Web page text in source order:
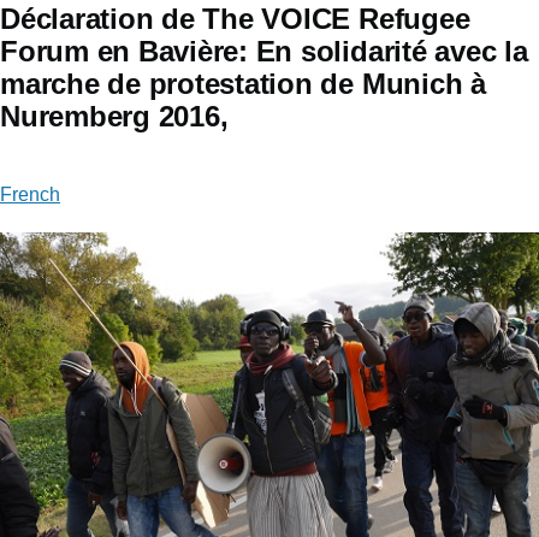
Déclaration de The VOICE Refugee
Forum en Bavière: En solidarité avec la
marche de protestation de Munich à
Nuremberg 2016,
French